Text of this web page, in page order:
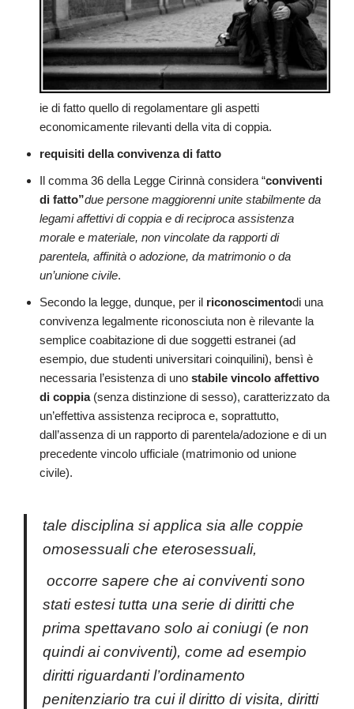
ie di fatto quello di regolamentare gli aspetti
economicamente rilevanti della vita di coppia.
requisiti della convivenza di fatto
Il comma 36 della Legge Cirinnà considera “conviventi
di fatto”due persone maggiorenni unite stabilmente da
legami affettivi di coppia e di reciproca assistenza
morale e materiale, non vincolate da rapporti di
parentela, affinità o adozione, da matrimonio o da
un’unione civile.
Secondo la legge, dunque, per il riconoscimentodi una
convivenza legalmente riconosciuta non è rilevante la
semplice coabitazione di due soggetti estranei (ad
esempio, due studenti universitari coinquilini), bensì è
necessaria l’esistenza di uno stabile vincolo affettivo
di coppia(senza distinzione di sesso), caratterizzato da
un’effettiva assistenza reciproca e, soprattutto,
dall’assenza di un rapporto di parentela/adozione e di un
precedente vincolo ufficiale (matrimonio od unione
civile).
tale disciplina si applica sia alle coppie
omosessuali che eterosessuali,
occorre sapere che ai conviventi sono
stati estesi tutta una serie di diritti che
prima spettavano solo ai coniugi (e non
quindi ai conviventi), come ad esempio
diritti riguardanti l’ordinamento
penitenziario tra cui il diritto di visita, diritti